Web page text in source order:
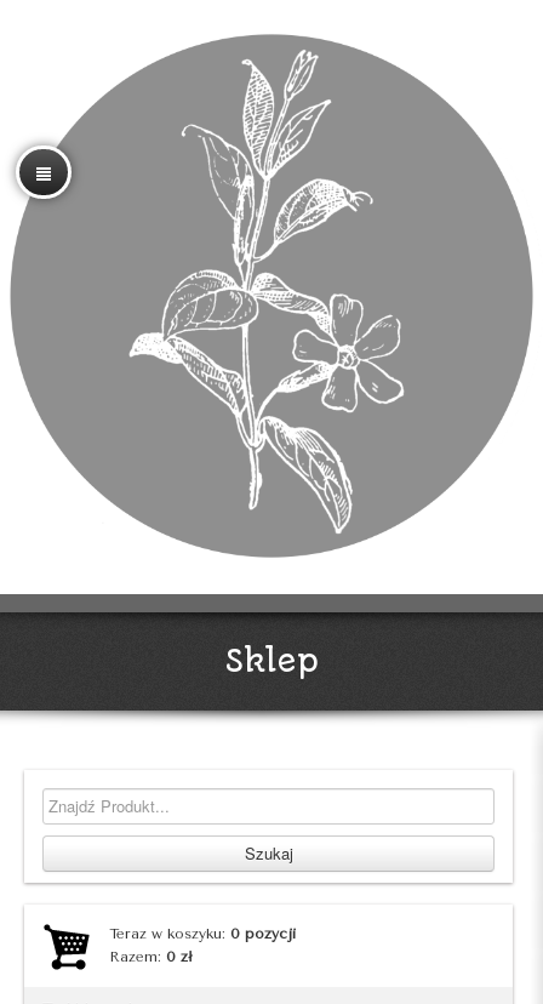
Sklep
Teraz w koszyku: 0 pozycji
Razem: 0 zł